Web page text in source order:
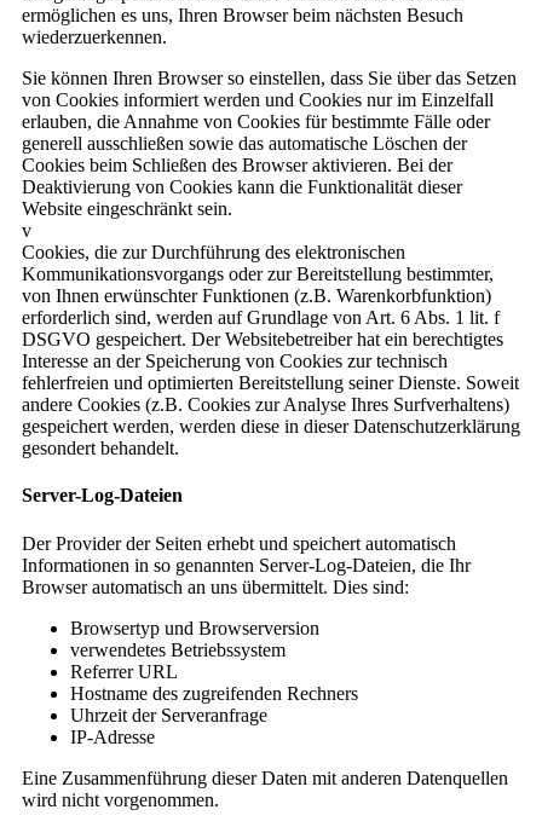
ermöglichen es uns, Ihren Browser beim nächsten Besuch
wiederzuerkennen.
Sie können Ihren Browser so einstellen, dass Sie über das Setzen
von Cookies informiert werden und Cookies nur im Einzelfall
erlauben, die Annahme von Cookies für bestimmte Fälle oder
generell ausschließen sowie das automatische Löschen der
Cookies beim Schließen des Browser aktivieren. Bei der
Deaktivierung von Cookies kann die Funktionalität dieser
Website eingeschränkt sein.
v
Cookies, die zur Durchführung des elektronischen
Kommunikationsvorgangs oder zur Bereitstellung bestimmter,
von Ihnen erwünschter Funktionen (z.B. Warenkorbfunktion)
erforderlich sind, werden auf Grundlage von Art. 6 Abs. 1 lit. f
DSGVO gespeichert. Der Websitebetreiber hat ein berechtigtes
Interesse an der Speicherung von Cookies zur technisch
fehlerfreien und optimierten Bereitstellung seiner Dienste. Soweit
andere Cookies (z.B. Cookies zur Analyse Ihres Surfverhaltens)
gespeichert werden, werden diese in dieser Datenschutzerklärung
gesondert behandelt.
Server-Log-Dateien
Der Provider der Seiten erhebt und speichert automatisch
Informationen in so genannten Server-Log-Dateien, die Ihr
Browser automatisch an uns übermittelt. Dies sind:
Browsertyp und Browserversion
verwendetes Betriebssystem
Referrer URL
Hostname des zugreifenden Rechners
Uhrzeit der Serveranfrage
IP-Adresse
Eine Zusammenführung dieser Daten mit anderen Datenquellen
wird nicht vorgenommen.